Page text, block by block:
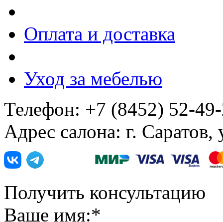
Оплата и доставка
Уход за мебелью
Телефон: +7 (8452) 52-
Адрес салона: г. Саратов,
Получить консультацию
Ваше имя:*